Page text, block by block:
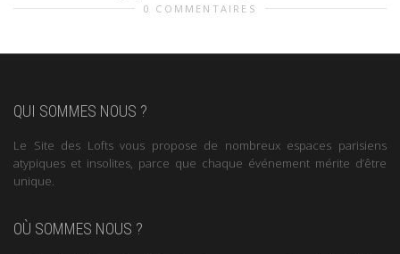
0 COMMENTAIRES
QUI SOMMES NOUS ?
Le Site des Lofts vous propose de nombreux espaces parisiens
atypiques et insolites, parce que chaque événement mérite d’être
unique.
OÙ SOMMES NOUS ?